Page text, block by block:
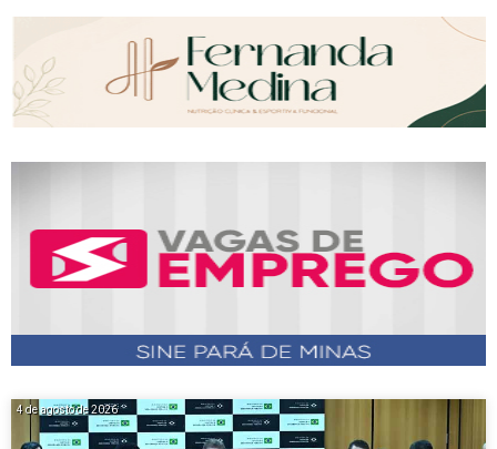
4 de agosto de 2026